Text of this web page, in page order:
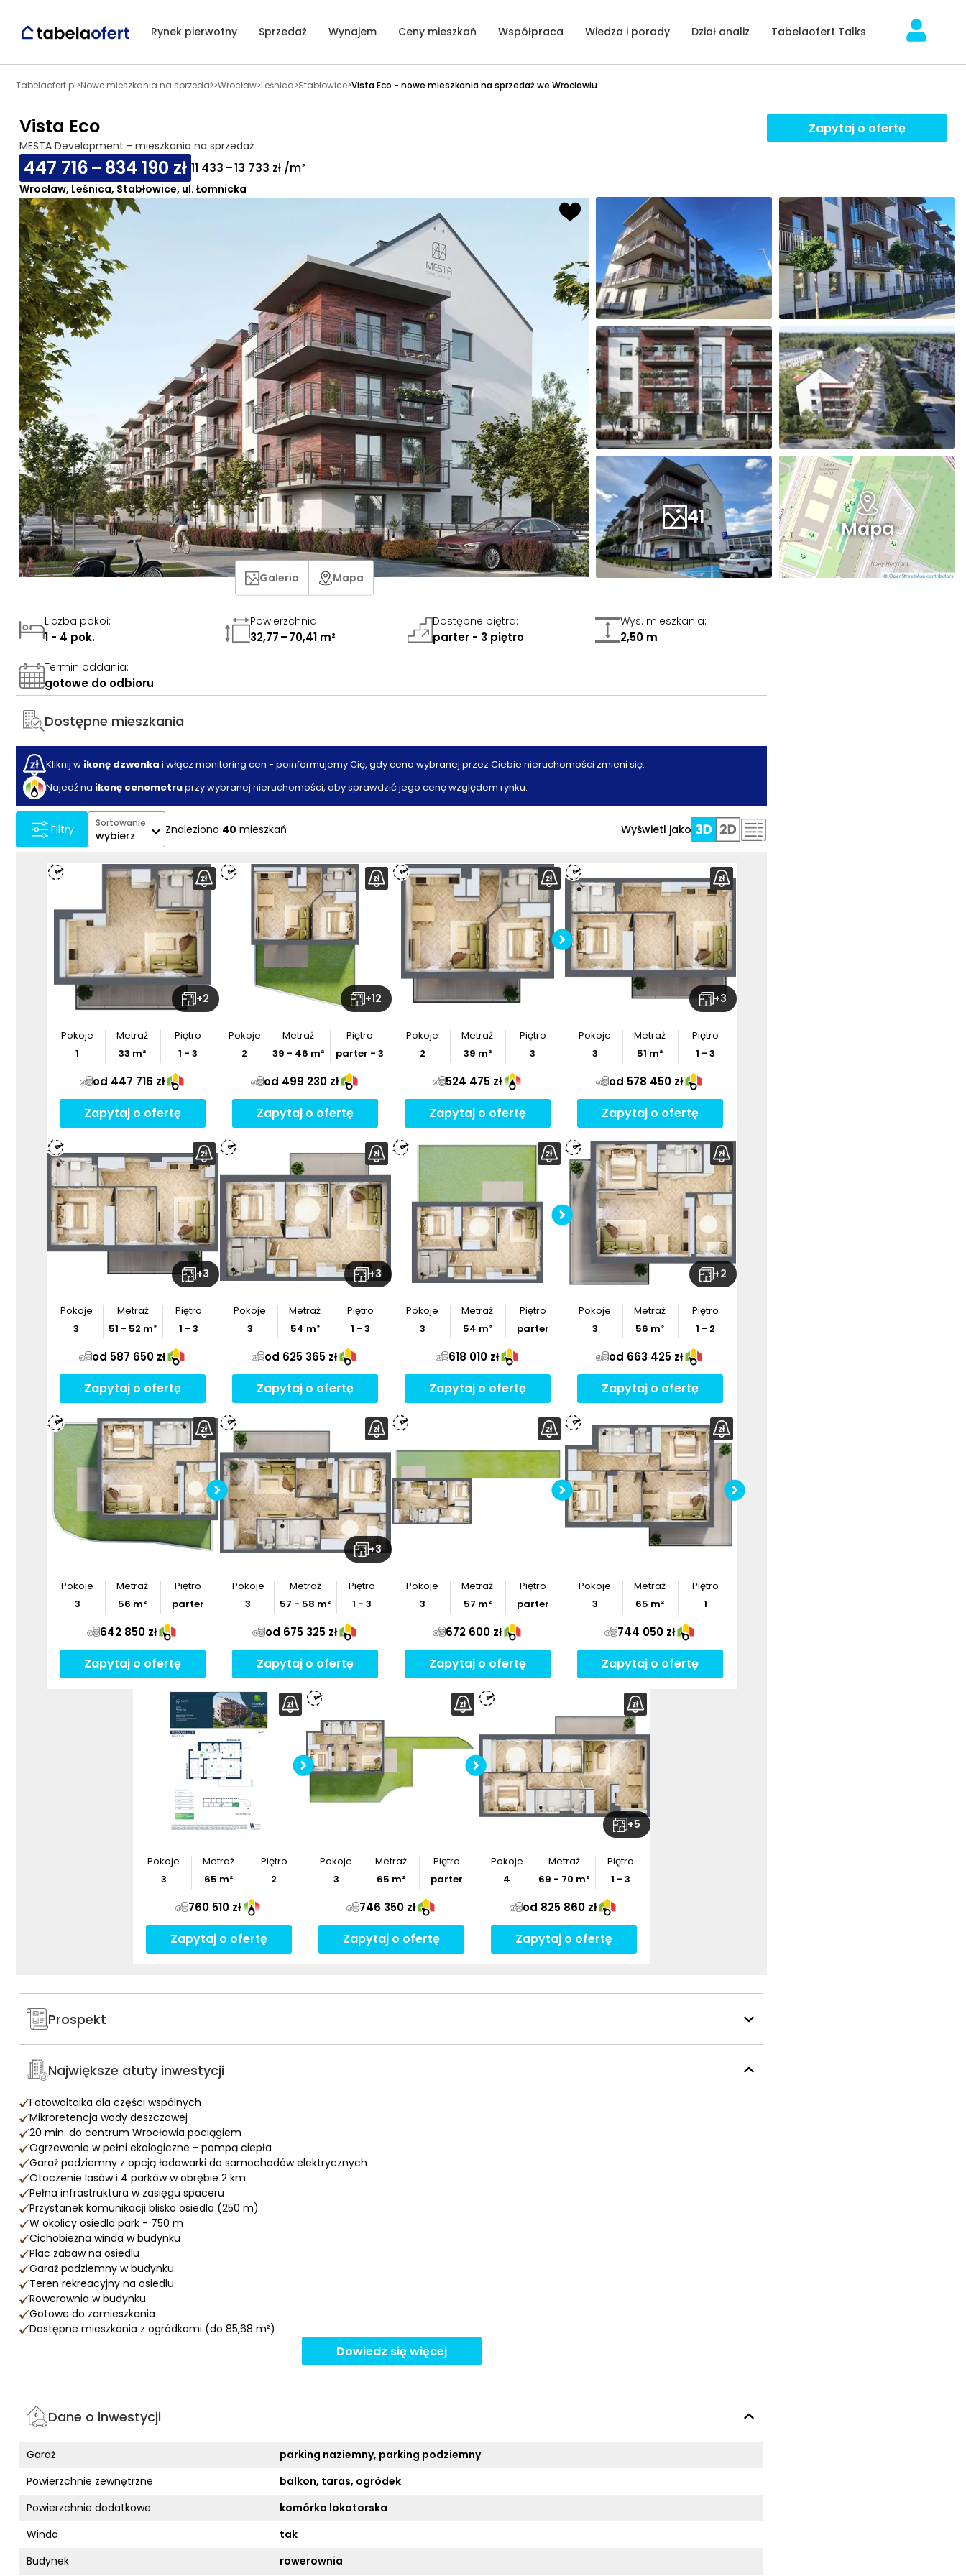
Rynek pierwotny Sprzedaż Wynajem Ceny mieszkań Współpraca Wiedza i porady Dział analiz Tabelaofert Talks
Tabelaofert.pl>Nowe mieszkania na sprzedaż>Wrocław>Leśnica>Stabłowice>Vista Eco - nowe mieszkania na sprzedaż we Wrocławiu
Vista Eco
MESTA Development - mieszkania na sprzedaż
Zapytaj o ofertę
447 716 – 834 190 zł 11 433 – 13 733 zł /m²
Wrocław, Leśnica, Stabłowice, ul. Łomnicka
41 Mapa
Galeria Mapa
Liczba pokoi:
1 - 4 pok.
Powierzchnia:
32,77 – 70,41 m²
Dostępne piętra:
parter - 3 piętro
Wys. mieszkania:
2,50 m
Termin oddania:
gotowe do odbioru
Dostępne mieszkania
Kliknij w ikonę dzwonka i włącz monitoring cen - poinformujemy Cię, gdy cena wybranej przez Ciebie nieruchomości zmieni się.
Najedź na ikonę cenometruprzy wybranej nieruchomości, aby sprawdzić jego cenę względem rynku.
Filtry Sortowanie
wybierz Znaleziono 40 mieszkań Wyświetl jako
+2
Pokoje
1
Metraż
33 m²
Piętro
1 - 3
od 447 716 zł
Zapytaj o ofertę
+12
Pokoje
2
Metraż
39 - 46 m²
Piętro
parter - 3
od 499 230 zł
Zapytaj o ofertę
Sprawdź wymiary
mieszkania
Pobierzrzut
Pokoje
2
Metraż
39 m²
Piętro
3
524 475 zł
Zapytaj o ofertę
+3
Pokoje
3
Metraż
51 m²
Piętro
1 - 3
od 578 450 zł
Zapytaj o ofertę
+3
Pokoje
3
Metraż
51 - 52 m²
Piętro
1 - 3
od 587 650 zł
Zapytaj o ofertę
+3
Pokoje
3
Metraż
54 m²
Piętro
1 - 3
od 625 365 zł
Zapytaj o ofertę
Sprawdź wymiary
mieszkania
Pobierzrzut
Pokoje
3
Metraż
54 m²
Piętro
parter
618 010 zł
Zapytaj o ofertę
+2
Pokoje
3
Metraż
56 m²
Piętro
1 - 2
od 663 425 zł
Zapytaj o ofertę
Sprawdź wymiary
mieszkania
Pobierzrzut
Pokoje
3
Metraż
56 m²
Piętro
parter
642 850 zł
Zapytaj o ofertę
+3
Pokoje
3
Metraż
57 - 58 m²
Piętro
1 - 3
od 675 325 zł
Zapytaj o ofertę
Sprawdź wymiary
mieszkania
Pobierzrzut
Pokoje
3
Metraż
57 m²
Piętro
parter
672 600 zł
Zapytaj o ofertę
Pokoje
3
Metraż
65 m²
Piętro
1
744 050 zł
Zapytaj o ofertę
Pobierz
Pokoje
3
Metraż
65 m²
Piętro
2
760 510 zł
Zapytaj o ofertę
Sprawdź wymiary
mieszkania
Pobierzrzut
Pokoje
3
Metraż
65 m²
Piętro
parter
746 350 zł
Zapytaj o ofertę
+5
Pokoje
4
Metraż
69 - 70 m²
Piętro
1 - 3
od 825 860 zł
Zapytaj o ofertę
Prospekt
Największe atuty inwestycji
Fotowoltaika dla części wspólnych
Mikroretencja wody deszczowej
20 min. do centrum Wrocławia pociągiem
Ogrzewanie w pełni ekologiczne - pompą ciepła
Garaż podziemny z opcją ładowarki do samochodów elektrycznych
Otoczenie lasów i 4 parków w obrębie 2 km
Pełna infrastruktura w zasięgu spaceru
Przystanek komunikacji blisko osiedla (250 m)
W okolicy osiedla park - 750 m
Cichobieżna winda w budynku
Plac zabaw na osiedlu
Garaż podziemny w budynku
Teren rekreacyjny na osiedlu
Rowerownia w budynku
Gotowe do zamieszkania
Dostępne mieszkania z ogródkami (do 85,68 m²)
Dowiedz się więcej
Dane o inwestycji
Garaż
parking naziemny, parking podziemny
Powierzchnie zewnętrzne
balkon, taras, ogródek
Powierzchnie dodatkowe
komórka lokatorska
Winda
tak
Budynek
rowerownia